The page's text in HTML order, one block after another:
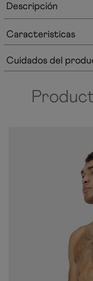
Descripción
Caracteristicas
Cuidados del